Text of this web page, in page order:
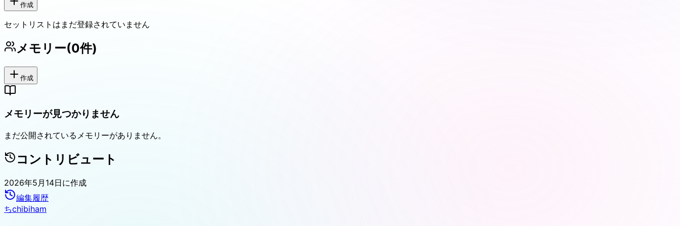
作成
セットリストはまだ登録されていません
メモリー(0件)
作成
メモリーが見つかりません
まだ公開されているメモリーがありません。
コントリビュート
2026年5月14日に作成
編集履歴
ちchibiham